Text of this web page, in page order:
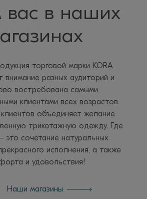
в наших
торговой марки KORA
внимание разных аудиторий и
востребована самыми
клиентами всех возрастов.
объединяет желание
трикотажную одежду. Где
это сочетание натуральных
исполнения, а также
и удовольствия!
Наши магазины